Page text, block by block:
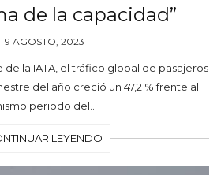
de la capacidad”
9 AGOSTO, 2023
la IATA, el tráfico global de pasajeros
del año creció un 47,2 % frente al
periodo del…
LEYENDO